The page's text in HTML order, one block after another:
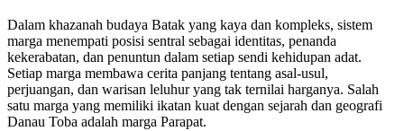
Dalam khazanah budaya Batak yang kaya dan kompleks, sistem
marga menempati posisi sentral sebagai identitas, penanda
kekerabatan, dan penuntun dalam setiap sendi kehidupan adat.
Setiap marga membawa cerita panjang tentang asal-usul,
perjuangan, dan warisan leluhur yang tak ternilai harganya. Salah
satu marga yang memiliki ikatan kuat dengan sejarah dan geografi
Danau Toba adalah marga Parapat.